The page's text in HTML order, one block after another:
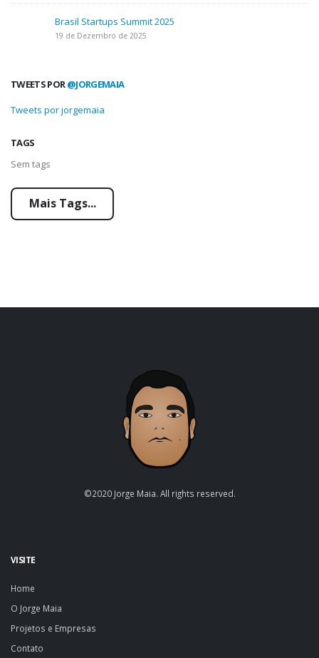
Brasil Startups Summit 2025
19 de Dezembro de 2025
TWEETS POR @JORGEMAIA
Tweets por jorgemaia
TAGS
Sem tags
Mais Tags...
©2020 Jorge Maia. All rights reserved.
VISITE
Home
O Jorge Maia
Projetos e Empresas
Contato